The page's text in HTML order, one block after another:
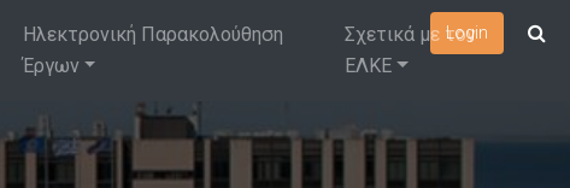
Login
Ηλεκτρονική Παρακολούθηση
Έργων
Σχετικά με τον
ΕΛΚΕ